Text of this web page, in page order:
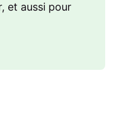
et aussi pour